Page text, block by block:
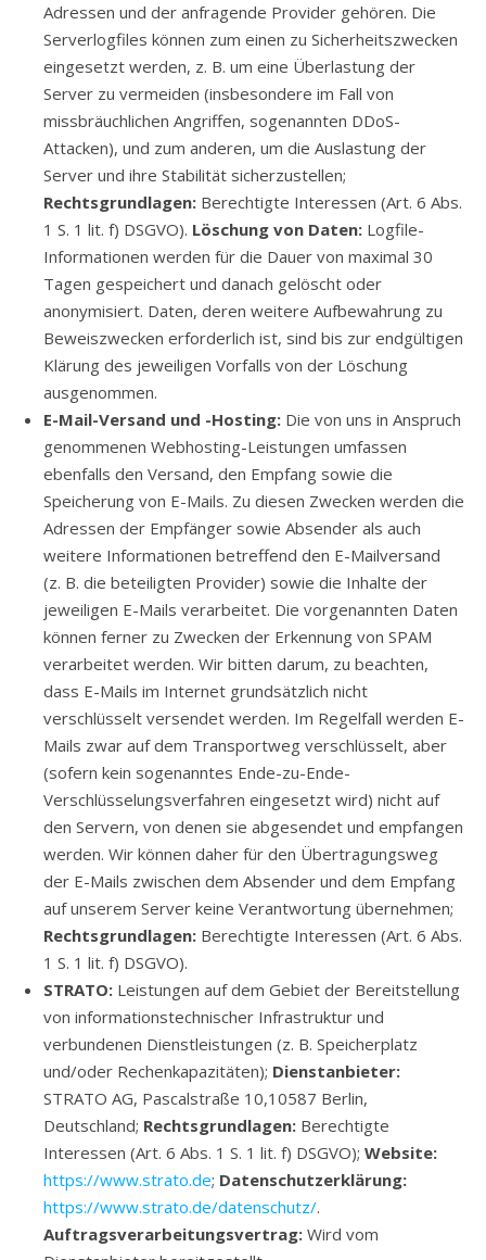
Adressen und der anfragende Provider gehören. Die
Serverlogfiles können zum einen zu Sicherheitszwecken
eingesetzt werden, z. B. um eine Überlastung der
Server zu vermeiden (insbesondere im Fall von
missbräuchlichen Angriffen, sogenannten DDoS-
Attacken), und zum anderen, um die Auslastung der
Server und ihre Stabilität sicherzustellen;
Rechtsgrundlagen: Berechtigte Interessen (Art. 6 Abs.
1 S. 1 lit. f) DSGVO). Löschung von Daten: Logfile-
Informationen werden für die Dauer von maximal 30
Tagen gespeichert und danach gelöscht oder
anonymisiert. Daten, deren weitere Aufbewahrung zu
Beweiszwecken erforderlich ist, sind bis zur endgültigen
Klärung des jeweiligen Vorfalls von der Löschung
ausgenommen.
E-Mail-Versand und -Hosting: Die von uns in Anspruch
genommenen Webhosting-Leistungen umfassen
ebenfalls den Versand, den Empfang sowie die
Speicherung von E-Mails. Zu diesen Zwecken werden die
Adressen der Empfänger sowie Absender als auch
weitere Informationen betreffend den E-Mailversand
(z. B. die beteiligten Provider) sowie die Inhalte der
jeweiligen E-Mails verarbeitet. Die vorgenannten Daten
können ferner zu Zwecken der Erkennung von SPAM
verarbeitet werden. Wir bitten darum, zu beachten,
dass E-Mails im Internet grundsätzlich nicht
verschlüsselt versendet werden. Im Regelfall werden E-
Mails zwar auf dem Transportweg verschlüsselt, aber
(sofern kein sogenanntes Ende-zu-Ende-
Verschlüsselungsverfahren eingesetzt wird) nicht auf
den Servern, von denen sie abgesendet und empfangen
werden. Wir können daher für den Übertragungsweg
der E-Mails zwischen dem Absender und dem Empfang
auf unserem Server keine Verantwortung übernehmen;
Rechtsgrundlagen: Berechtigte Interessen (Art. 6 Abs.
1 S. 1 lit. f) DSGVO).
STRATO: Leistungen auf dem Gebiet der Bereitstellung
von informationstechnischer Infrastruktur und
verbundenen Dienstleistungen (z. B. Speicherplatz
und/oder Rechenkapazitäten); Dienstanbieter:
STRATO AG, Pascalstraße 10,10587 Berlin,
Deutschland; Rechtsgrundlagen: Berechtigte
Interessen (Art. 6 Abs. 1 S. 1 lit. f) DSGVO); Website:
https://www.strato.de; Datenschutzerklärung:
https://www.strato.de/datenschutz/.
Auftragsverarbeitungsvertrag: Wird vom